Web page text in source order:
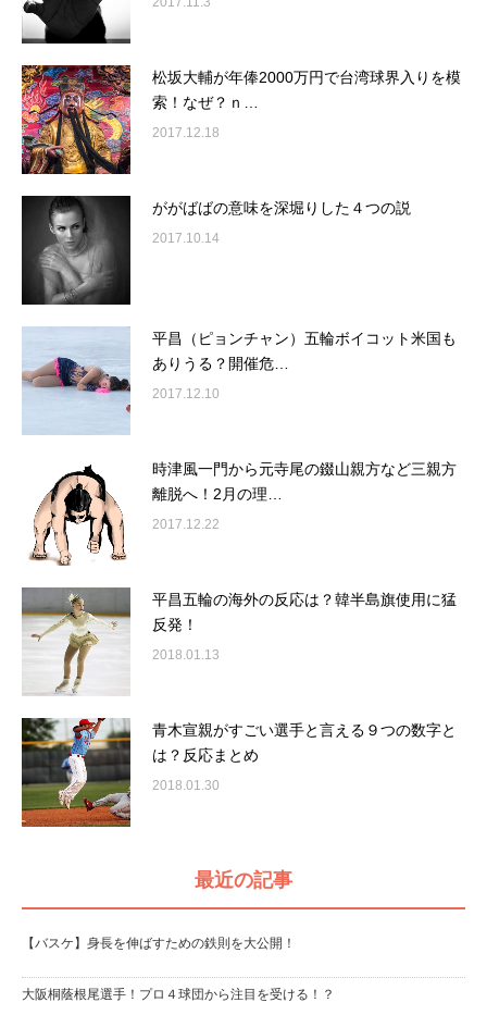
松坂大輔が年俸2000万円で台湾球界入りを模
索！なぜ？ｎ…
2017.12.18
ががばばの意味を深堀りした４つの説
2017.10.14
平昌（ピョンチャン）五輪ボイコット米国も
ありうる？開催危…
2017.12.10
時津風一門から元寺尾の錣山親方など三親方
離脱へ！2月の理…
2017.12.22
平昌五輪の海外の反応は？韓半島旗使用に猛
反発！
2018.01.13
青木宣親がすごい選手と言える９つの数字と
は？反応まとめ
2018.01.30
最近の記事
【バスケ】身長を伸ばすための鉄則を大公開！
大阪桐蔭根尾選手！プロ４球団から注目を受ける！？